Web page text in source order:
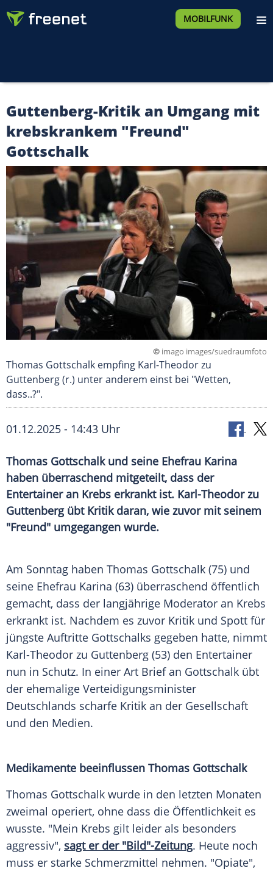
MOBILFUNK
Guttenberg-Kritik an Umgang mit
krebskrankem "Freund"
Gottschalk
© imago images/suedraumfoto
Thomas Gottschalk empfing Karl-Theodor zu
Guttenberg (r.) unter anderem einst bei "Wetten,
dass..?".
01.12.2025 - 14:43 Uhr
Thomas Gottschalk und seine Ehefrau Karina
haben überraschend mitgeteilt, dass der
Entertainer an Krebs erkrankt ist. Karl-Theodor zu
Guttenberg übt Kritik daran, wie zuvor mit seinem
"Freund" umgegangen wurde.
Am Sonntag haben Thomas Gottschalk (75) und
seine Ehefrau Karina (63) überraschend öffentlich
gemacht, dass der langjährige Moderator an Krebs
erkrankt ist. Nachdem es zuvor Kritik und Spott für
jüngste Auftritte Gottschalks gegeben hatte, nimmt
Karl-Theodor zu Guttenberg (53) den Entertainer
nun in Schutz. In einer Art Brief an Gottschalk übt
der ehemalige Verteidigungsminister
Deutschlands scharfe Kritik an der Gesellschaft
und den Medien.
Medikamente beeinflussen Thomas Gottschalk
Thomas Gottschalk wurde in den letzten Monaten
zweimal operiert, ohne dass die Öffentlichkeit es
wusste. "Mein Krebs gilt leider als besonders
aggressiv", sagt er der "Bild"-Zeitung. Heute noch
muss er starke Schmerzmittel nehmen. "Opiate",